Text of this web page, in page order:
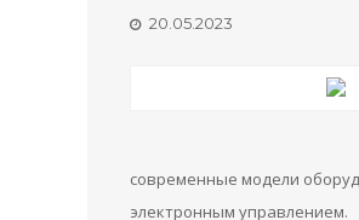
20.05.2023
современные модели
электронным управлением.